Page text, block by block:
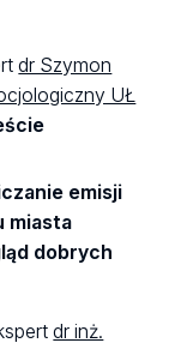
dr Szymon
UŁ
emisji
miasta
dobrych
dr inż.